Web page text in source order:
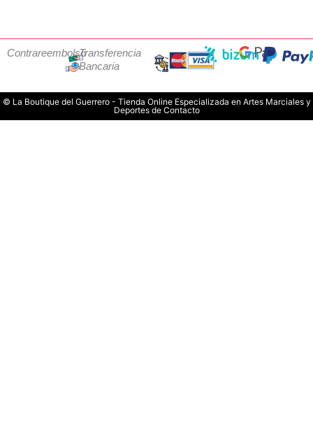
ContrareembolsoTransferencia
Bancaria
© La Boutique del Guerrero - Tienda Online Especializada en Artes Marciales y
Deportes de Contacto